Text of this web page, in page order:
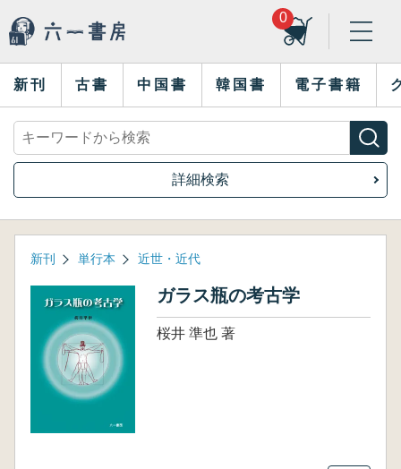
0
新刊 古書 中国書 韓国書 電子書籍
詳細検索
新刊 単行本 近世・近代
ガラス瓶の考古学
桜井 準也 著